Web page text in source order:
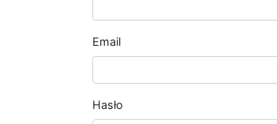
Email
Hasło